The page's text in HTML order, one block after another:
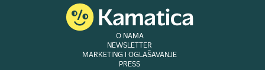
O NAMA
NEWSLETTER
MARKETING I OGLAŠAVANJE
PRESS